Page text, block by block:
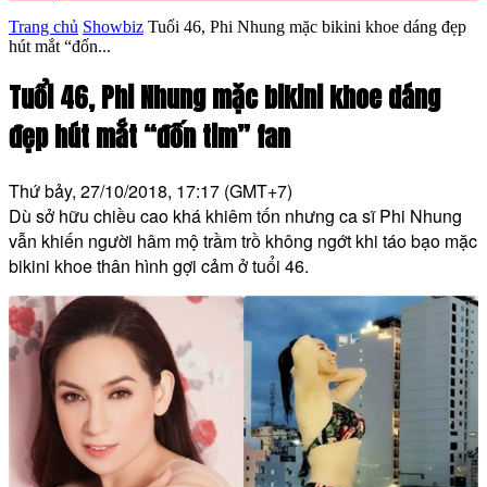
Trang chủ Showbiz Tuổi 46, Phi Nhung mặc bikini khoe dáng đẹp
hút mắt “đốn...
Tuổi 46, Phi Nhung mặc bikini khoe dáng
đẹp hút mắt “đốn tim” fan
Thứ bảy, 27/10/2018, 17:17 (GMT+7)
Dù sở hữu chiều cao khá khiêm tốn nhưng ca sĩ Phi Nhung
vẫn khiến người hâm mộ trầm trồ không ngớt khi táo bạo mặc
bikini khoe thân hình gợi cảm ở tuổi 46.